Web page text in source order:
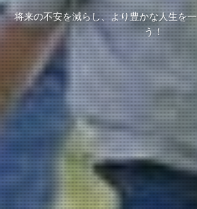
将来の不安を減らし、より豊かな人生を
う！